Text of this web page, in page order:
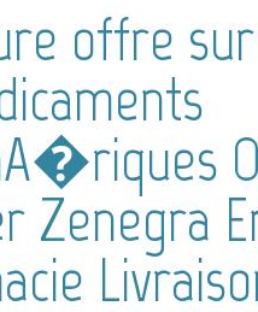
offre
Zenegra